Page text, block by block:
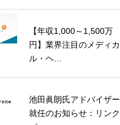
【年収1,000～1,500万
円】業界注目のメディカ
ル・ヘ…
池田眞朗氏アドバイザー
就任のお知らせ：リンク